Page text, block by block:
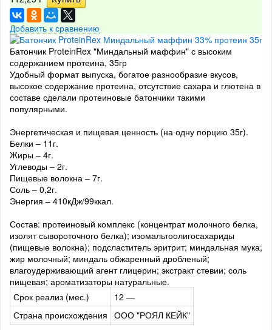
Добавить к сравнению
Батончик ProteinRex "Миндальный маффин" с высоким
содержанием протеина, 35гр
Удобный формат выпуска, богатое разнообразие вкусов,
высокое содержание протеина, отсутствие сахара и глютена в
составе сделали протеиновые батончики такими
популярными.
Энергетическая и пищевая ценность (на одну порцию 35г).
Белки – 11г.
Жиры – 4г.
Углеводы – 2г.
Пищевые волокна – 7г.
Соль – 0,2г.
Энергия – 410кДж/99ккал.
Состав: протеиновый комплекс (концентрат молочного белка,
изолят сывороточного белка); изомальтоолигосахариды
(пищевые волокна); подсластитель эритрит; миндальная мука;
жир молочный; миндаль обжаренный дробленый;
влагоудерживающий агент глицерин; экстракт стевии; соль
пищевая; ароматизаторы натуральные.
Срок реализ (мес.)
12 —
Страна происхождения ООО "РОЯЛ КЕЙК"